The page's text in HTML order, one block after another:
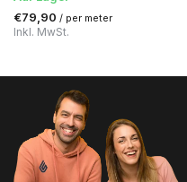
€79,90 / per meter
Inkl. MwSt.